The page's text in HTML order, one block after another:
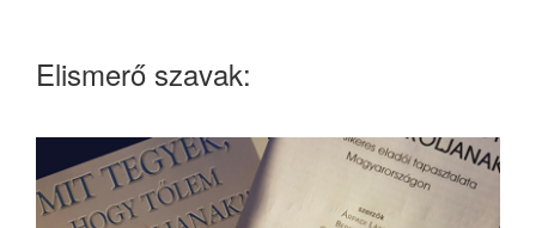
Elismerő szavak: